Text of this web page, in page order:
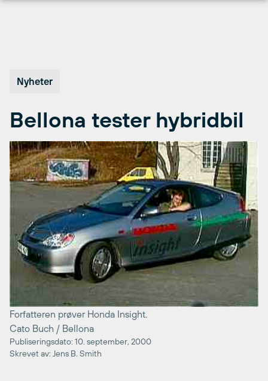
Nyheter
Bellona tester hybridbil
Forfatteren prøver Honda Insight.
Cato Buch / Bellona
Publiseringsdato: 10. september, 2000
Skrevet av: Jens B. Smith